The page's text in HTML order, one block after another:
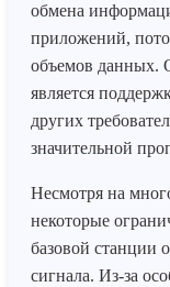
обмена
приложений,
объемов данных.
является
других
значительной
Несмотря на
некоторые
базовой станции
сигнала. Из-за